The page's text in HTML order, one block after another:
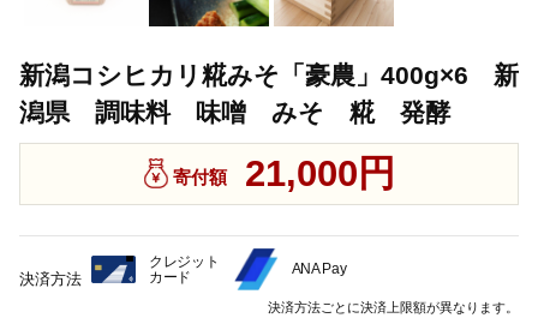
新潟コシヒカリ糀みそ「豪農」400g×6 新
潟県 調味料 味噌 みそ 糀 発酵
寄付額 21,000円
決済方法
クレジット
カード
ANA Pay
決済方法ごとに決済上限額が異なります。